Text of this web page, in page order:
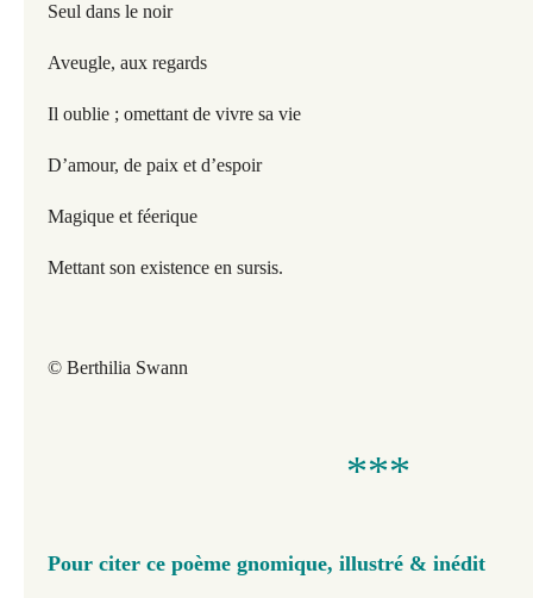
Seul dans le noir
Aveugle, aux regards
Il oublie ; omettant de vivre sa vie
D’amour, de paix et d’espoir
Magique et féerique
Mettant son existence en sursis.
© Berthilia Swann
***
Pour citer ce poème gnomique, illustré & inédit